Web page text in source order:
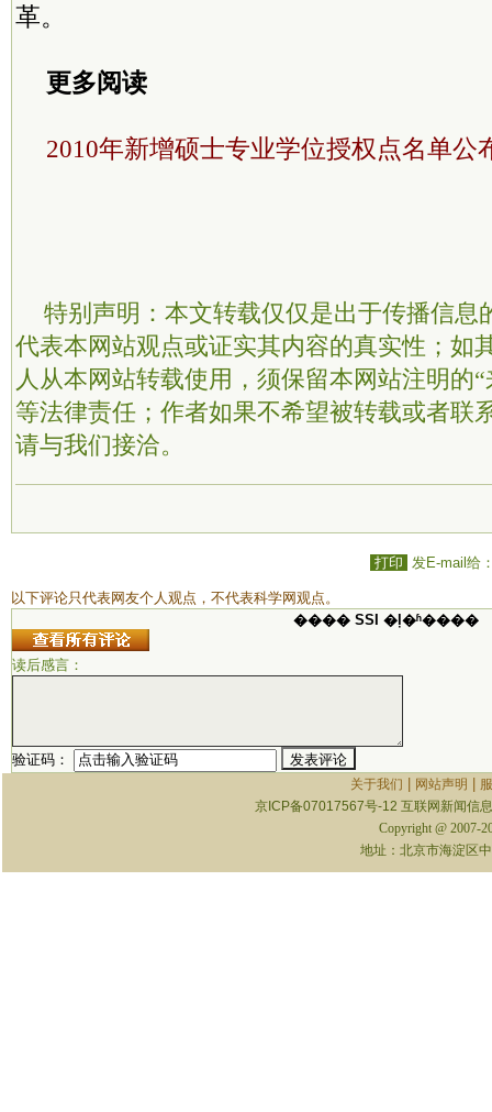
革。
更多阅读
2010年新增硕士专业学位授权点名单公
特别声明：本文转载仅仅是出于传播信息
代表本网站观点或证实其内容的真实性；如
人从本网站转载使用，须保留本网站注明的
等法律责任；作者如果不希望被转载或者联
请与我们接洽。
打印 发E-mail给
以下评论只代表网友个人观点，不代表科学网观点。
���� SSI �ļ�ʱ����
读后感言：
验证码：
关于我们 | 网站声明 |
京ICP备07017567号-12 互联网新闻信
Copyright @ 2007-
地址：北京市海淀区